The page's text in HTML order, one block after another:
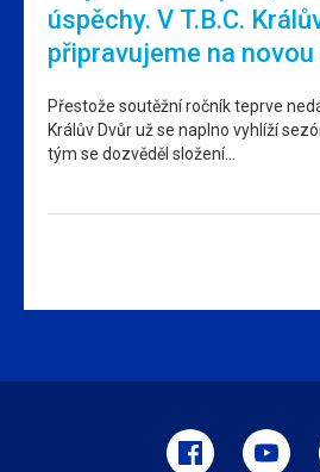
úspěchy. V T.B.C.
připravujeme na
Přestože soutěžní ročník teprve
Králův Dvůr už se naplno vyhlíží
tým se dozvěděl složení…